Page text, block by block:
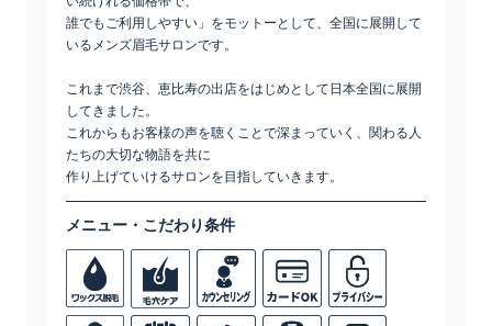
誰でもご利用しやすい」をモットーとして、全国に展開して
いるメンズ眉毛サロンです。
これまで渋谷、恵比寿の出店をはじめとして日本全国に展開
してきました。
これからもお客様の声を聴くことで深まっていく、関わる人
たちの大切な物語を共に
作り上げていけるサロンを目指していきます。
メニュー・こだわり条件